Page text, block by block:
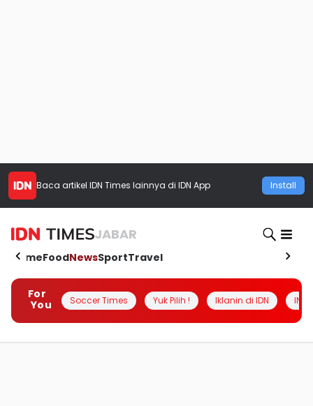
Baca artikel IDN Times lainnya di IDN App Install
JABAR
HomeFoodNewsSportTravel
For
You
Soccer Times Yuk Pilih ! Iklanin di IDN